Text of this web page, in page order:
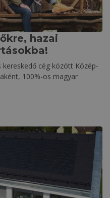
hazai
cég között Közép-
100%-os magyar